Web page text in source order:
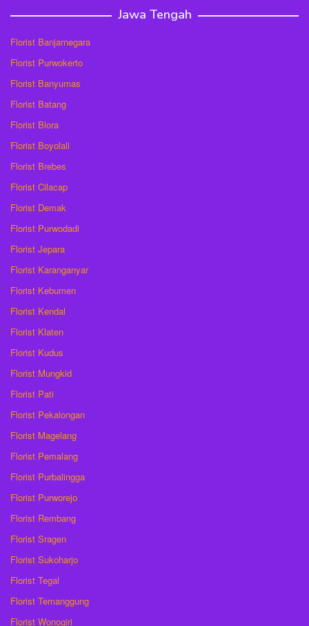
Jawa Tengah
Florist Banjarnegara
Florist Purwokerto
Florist Banyumas
Florist Batang
Florist Blora
Florist Boyolali
Florist Brebes
Florist Cilacap
Florist Demak
Florist Purwodadi
Florist Jepara
Florist Karanganyar
Florist Kebumen
Florist Kendal
Florist Klaten
Florist Kudus
Florist Mungkid
Florist Pati
Florist Pekalongan
Florist Magelang
Florist Pemalang
Florist Purbalingga
Florist Purworejo
Florist Rembang
Florist Sragen
Florist Sukoharjo
Florist Tegal
Florist Temanggung
Florist Wonogiri